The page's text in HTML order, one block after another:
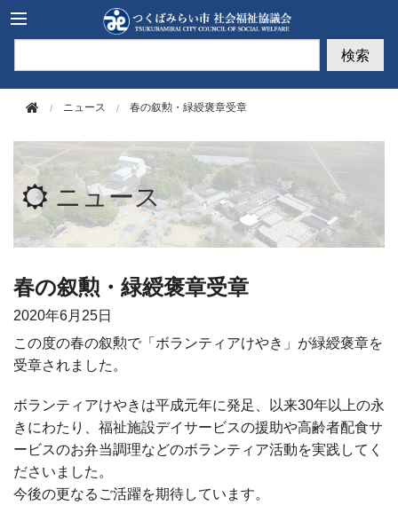
検索
ニュース 春の叙勲・緑綬褒章受章
ニュース
春の叙勲・緑綬褒章受章
2020年6月25日
この度の春の叙勲で「ボランティアけやき」が緑綬褒章を
受章されました。
ボランティアけやきは平成元年に発足、以来30年以上の永
きにわたり、福祉施設デイサービスの援助や高齢者配食サ
ービスのお弁当調理などのボランティア活動を実践してく
ださいました。
今後の更なるご活躍を期待しています。